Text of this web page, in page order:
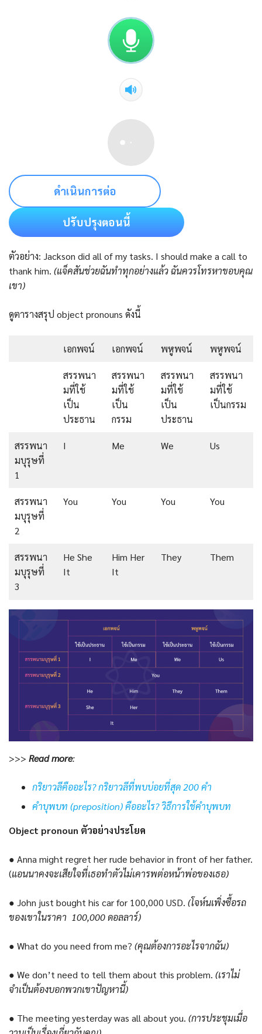
ดำเนินการต่อ
ปรับปรุงตอนนี้
ตัวอย่าง: Jackson did all of my tasks. I should make a call to
thank him. (แจ็คสันช่วยฉันทำทุกอย่างแล้ว ฉันควรโทรหาขอบคุณ
เขา)
ดูตารางสรุป object pronouns ดังนี้
เอกพจน์ เอกพจน์ พหูพจน์ พหูพจน์
สรรพนา
มที่ใช้
เป็น
ประธาน
สรรพนา
มที่ใช้
เป็น
กรรม
สรรพนา
มที่ใช้
เป็น
ประธาน
สรรพนา
มที่ใช้
เป็นกรรม
สรรพนา
มบุรุษที่
1
I Me We Us
สรรพนา
มบุรุษที่
2
You You You You
สรรพนา
มบุรุษที่
3
He She
It
Him Her
It
They Them
>>> Read more:
กริยาวลีคืออะไร? กริยาวลีที่พบบ่อยที่สุด 200 คำ
คำบุพบท (preposition) คืออะไร? วิธีการใช้คำบุพบท
Object pronoun ตัวอย่างประโยค
● Anna might regret her rude behavior in front of her father.
(แอนนาคงจะเสียใจที่เธอทำตัวไม่เคารพต่อหน้าพ่อของเธอ)
● John just bought his car for 100,000 USD. (โจห์นเพิ่งซื้อรถ
ของเขาในราคา 100,000 ดอลลาร์)
● What do you need from me? (คุณต้องการอะไรจากฉัน)
● We don’t need to tell them about this problem. (เราไม่
จำเป็นต้องบอกพวกเขาปัญหานี้)
● The meeting yesterday was all about you. (การประชุมเมื่อ